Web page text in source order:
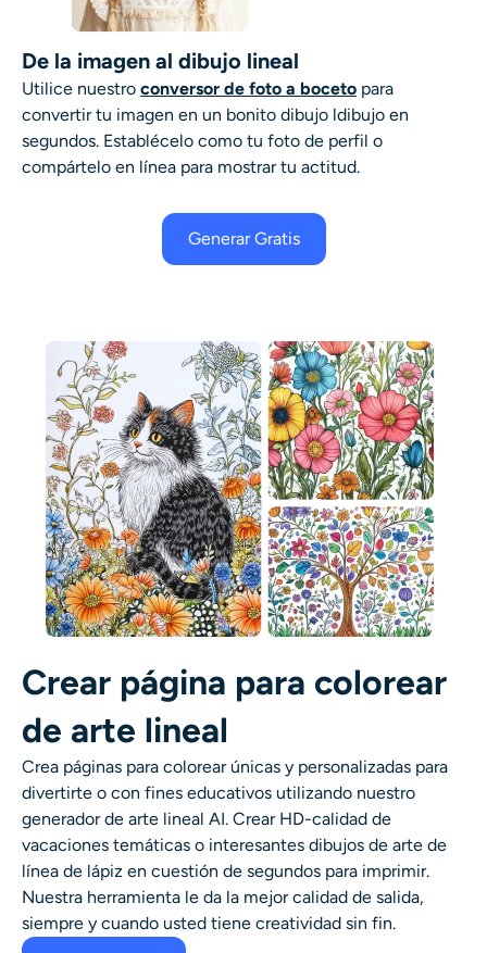
De la imagen al dibujo lineal
Utilice nuestro conversor de foto a boceto para
convertir tu imagen en un bonito dibujo ldibujo en
segundos. Establécelo como tu foto de perfil o
compártelo en línea para mostrar tu actitud.
Generar Gratis
Crear página para colorear
de arte lineal
Crea páginas para colorear únicas y personalizadas para
divertirte o con fines educativos utilizando nuestro
generador de arte lineal AI. Crear HD-calidad de
vacaciones temáticas o interesantes dibujos de arte de
línea de lápiz en cuestión de segundos para imprimir.
Nuestra herramienta le da la mejor calidad de salida,
siempre y cuando usted tiene creatividad sin fin.